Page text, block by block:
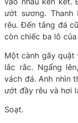
ướt sương.
rêu. Đến tảng đá
còn chiếc ba lô
Một cành gãy quật
lắc rắc. Ngẩng
vách đá. Anh nhìn
ướt đầy rêu và hơi
Soạt.